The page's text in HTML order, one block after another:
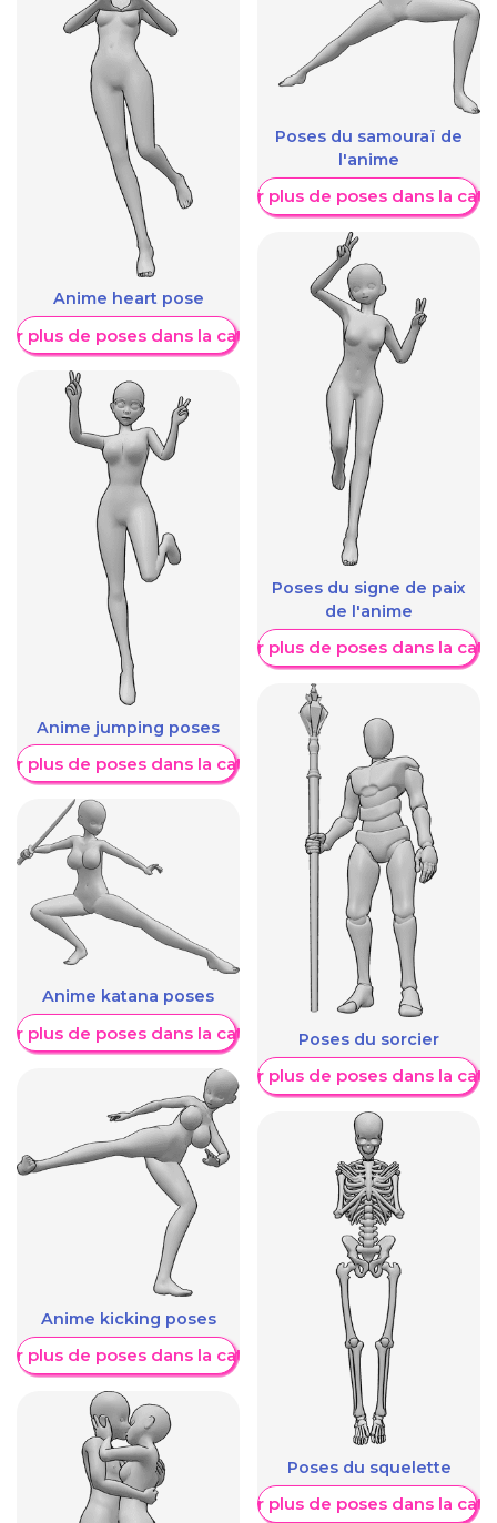
Anime heart pose
plus de poses dans la catégorie
Anime jumping poses
plus de poses dans la catégorie
Anime katana poses
plus de poses dans la catégorie
Anime kicking poses
plus de poses dans la catégorie
Poses du samouraï de
l'anime
Afficher plus de poses dans la
Poses du signe de paix
de l'anime
Afficher plus de poses dans la
Poses du sorcier
Afficher plus de poses dans la
Poses du squelette
Afficher plus de poses dans la